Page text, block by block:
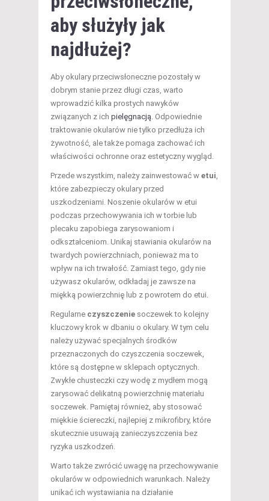
aby służyły jak
najdłużej?
Aby okulary przeciwsłoneczne pozostały w
dobrym stanie przez długi czas, warto
wprowadzić kilka prostych nawyków
związanych z ich pielęgnacją. Odpowiednie
traktowanie okularów nie tylko przedłuża ich
żywotność, ale także pomaga zachować ich
właściwości ochronne oraz estetyczny wygląd.
Przede wszystkim, należy zainwestować w etui,
które zabezpieczy okulary przed
uszkodzeniami. Noszenie okularów w etui
podczas przechowywania ich w torbie lub
plecaku zapobiega zarysowaniom i
odkształceniom. Unikaj stawiania okularów na
twardych powierzchniach, ponieważ ma to
wpływ na ich trwałość. Zamiast tego, gdy nie
używasz okularów, odkładaj je zawsze na
miękką powierzchnię lub z powrotem do etui.
Regularne czyszczenie soczewek to kolejny
kluczowy krok w dbaniu o okulary. W tym celu
należy używać specjalnych środków
przeznaczonych do czyszczenia soczewek,
które są dostępne w sklepach optycznych.
Zwykłe chusteczki czy wodę z mydłem mogą
zarysować delikatną powierzchnię materiału
soczewek. Pamiętaj również, aby stosować
miękkie ściereczki, najlepiej z mikrofibry, które
skutecznie usuwają zanieczyszczenia bez
ryzyka uszkodzeń.
Warto także zwrócić uwagę na przechowywanie
okularów w odpowiednich warunkach. Należy
unikać ich wystawiania na działanie